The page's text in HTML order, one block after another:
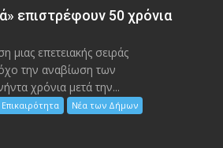
επιστρέφουν 50 χρόνια
μιας επετειακής σειράς
την αναβίωση των
χρόνια μετά την...
Επικαιρότητα
Νέα των Δήμων